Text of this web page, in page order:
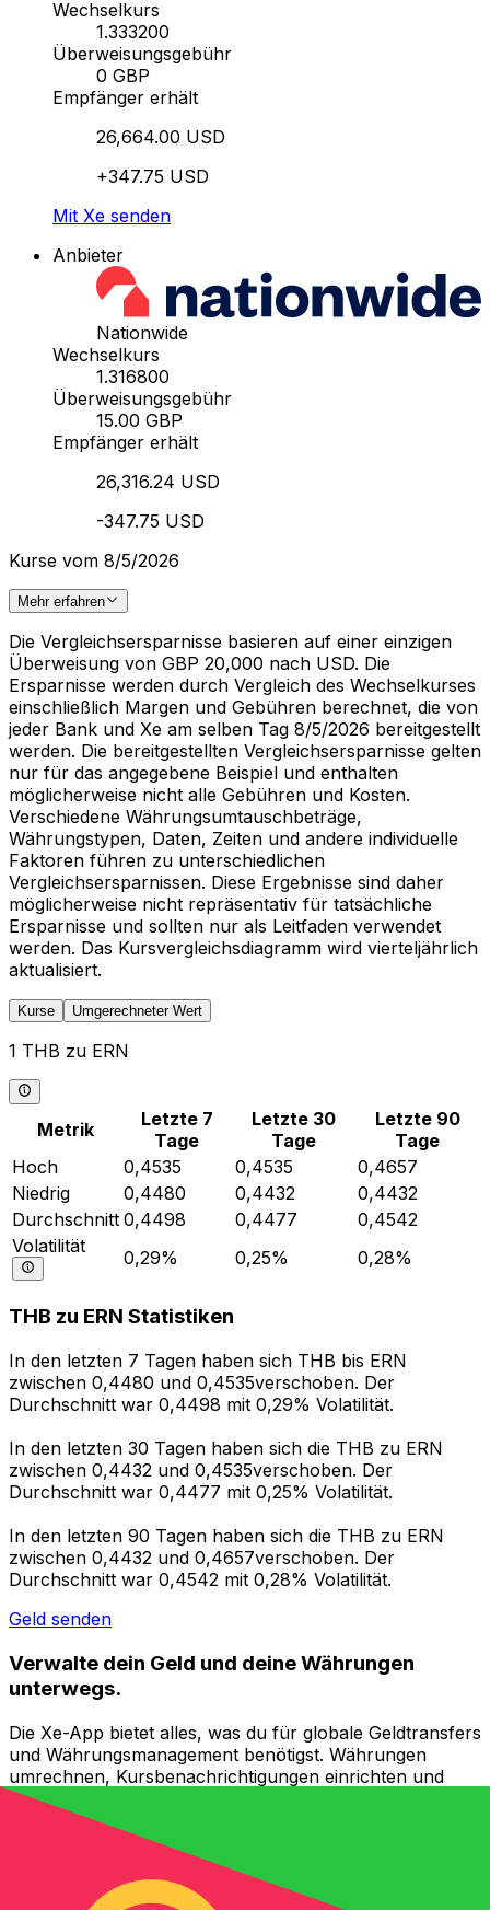
Wechselkurs
1.333200
Überweisungsgebühr
0 GBP
Empfänger erhält
26,664.00 USD
+347.75 USD
Mit Xe senden
Anbieter
Nationwide
Wechselkurs
1.316800
Überweisungsgebühr
15.00 GBP
Empfänger erhält
26,316.24 USD
-347.75 USD
Kurse vom 8/5/2026
Mehr erfahren
Die Vergleichsersparnisse basieren auf einer einzigen
Überweisung von GBP 20,000 nach USD. Die
Ersparnisse werden durch Vergleich des Wechselkurses
einschließlich Margen und Gebühren berechnet, die von
jeder Bank und Xe am selben Tag 8/5/2026 bereitgestellt
werden. Die bereitgestellten Vergleichsersparnisse gelten
nur für das angegebene Beispiel und enthalten
möglicherweise nicht alle Gebühren und Kosten.
Verschiedene Währungsumtauschbeträge,
Währungstypen, Daten, Zeiten und andere individuelle
Faktoren führen zu unterschiedlichen
Vergleichsersparnissen. Diese Ergebnisse sind daher
möglicherweise nicht repräsentativ für tatsächliche
Ersparnisse und sollten nur als Leitfaden verwendet
werden. Das Kursvergleichsdiagramm wird vierteljährlich
aktualisiert.
Kurse Umgerechneter Wert
1 THB zu ERN
Metrik
Letzte 7
Tage
Letzte 30
Tage
Letzte 90
Tage
Hoch
0,4535 0,4535
0,4657
Niedrig
0,4480 0,4432
0,4432
Durchschnitt 0,4498 0,4477
0,4542
Volatilität
0,29% 0,25% 0,28%
THB zu ERN Statistiken
In den letzten 7 Tagen haben sich THB bis ERN
zwischen 0,4480 und 0,4535verschoben. Der
Durchschnitt war 0,4498 mit 0,29% Volatilität.
In den letzten 30 Tagen haben sich die THB zu ERN
zwischen 0,4432 und 0,4535verschoben. Der
Durchschnitt war 0,4477 mit 0,25% Volatilität.
In den letzten 90 Tagen haben sich die THB zu ERN
zwischen 0,4432 und 0,4657verschoben. Der
Durchschnitt war 0,4542 mit 0,28% Volatilität.
Geld senden
Verwalte dein Geld und deine Währungen
unterwegs.
Die Xe-App bietet alles, was du für globale Geldtransfers
und Währungsmanagement benötigst. Währungen
umrechnen, Kursbenachrichtigungen einrichten und
Geld ins Ausland überweisen, ohne versteckte
Gebühren. Heute herunterladen!